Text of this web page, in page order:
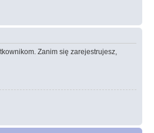
Zanim się zarejestrujesz,